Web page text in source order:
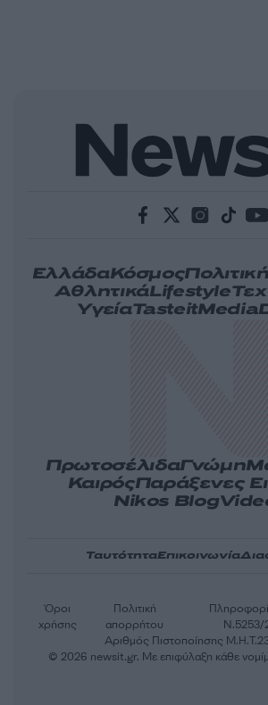
ΕλλάδαΚόσμοςΠολιτική
ΑθλητικάLifestyle
ΥγείαTasteitMedia
ΠρωτοσέλιδαΓνώμη
ΚαιρόςΠαράξενες
Nikos Blog
ΤαυτότηταΕπικοινωνία
Αριθμός Πιστοποίησης
Όροι
χρήσης
Πολιτική
απορρήτου
Ν.5253/
© 2026 newsit.gr. Με επιφύλαξη κάθε